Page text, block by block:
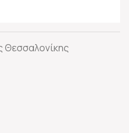
Θεσσαλονίκης